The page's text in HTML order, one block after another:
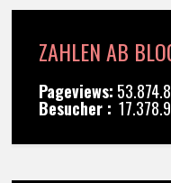
ZAHLEN AB
Pageviews:
Besucher :